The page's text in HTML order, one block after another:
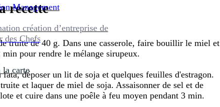
Management
création d’entreprise de
des Chefs
la carte
recette
truite de 40 g. Dans une casserole, faire bouillir le miel et
min pour rendre le mélange sirupeux.
déposer un lit de soja et quelques feuilles d'estragon.
et laquer de miel de soja. Assaisonner de sel et de
et cuire dans une poêle à feu moyen pendant 3 min.